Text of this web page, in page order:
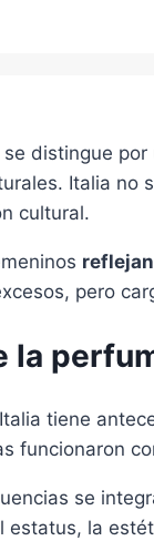
distingue
Italia no
cultural.
pero
la
tiene
funcionaron
se
la